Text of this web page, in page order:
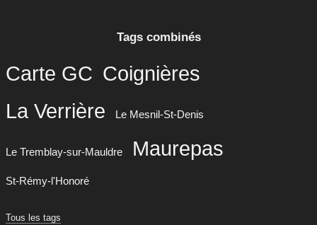
Tags combinés
Carte GC Coignières
La Verrière
Le Mesnil-St-Denis
Le Tremblay-sur-Mauldre Maurepas
St-Rémy-l'Honoré
Tous les tags